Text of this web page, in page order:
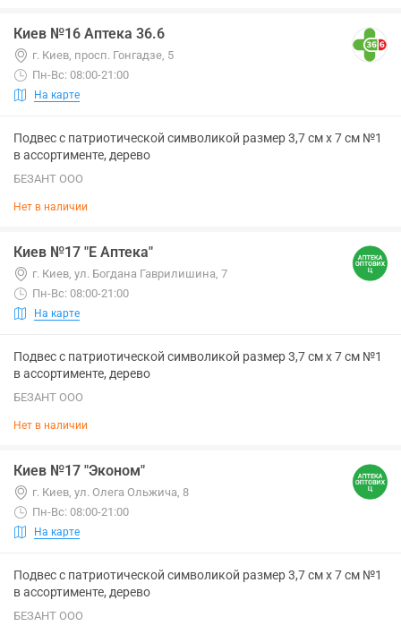
Киев №16 Аптека 36.6
г. Киев, просп. Гонгадзе, 5
Пн-Вс: 08:00-21:00
На карте
Подвес с патриотической символикой размер 3,7 см х 7 см №1
в ассортименте, дерево
БЕЗАНТ ООО
Нет в наличии
Киев №17 "Е Аптека"
г. Киев, ул. Богдана Гаврилишина, 7
Пн-Вс: 08:00-21:00
На карте
Подвес с патриотической символикой размер 3,7 см х 7 см №1
в ассортименте, дерево
БЕЗАНТ ООО
Нет в наличии
Киев №17 "Эконом"
г. Киев, ул. Олега Ольжича, 8
Пн-Вс: 08:00-21:00
На карте
Подвес с патриотической символикой размер 3,7 см х 7 см №1
в ассортименте, дерево
БЕЗАНТ ООО